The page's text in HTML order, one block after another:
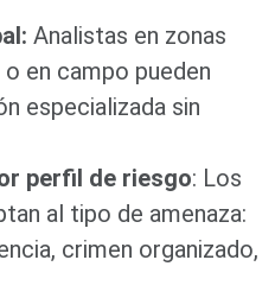
Analistas en zonas
en campo pueden
especializada sin
perfil de riesgo: Los
al tipo de amenaza:
crimen organizado,